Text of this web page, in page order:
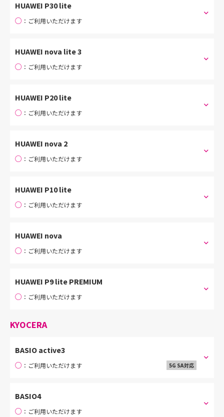
HUAWEI P30 lite
○ ：ご利用いただけます
HUAWEI nova lite 3
○ ：ご利用いただけます
HUAWEI P20 lite
○ ：ご利用いただけます
HUAWEI nova 2
○ ：ご利用いただけます
HUAWEI P10 lite
○ ：ご利用いただけます
HUAWEI nova
○ ：ご利用いただけます
HUAWEI P9 lite PREMIUM
○ ：ご利用いただけます
KYOCERA
BASIO active3
○ ：ご利用いただけます 5G SA対応
BASIO4
○ ：ご利用いただけます